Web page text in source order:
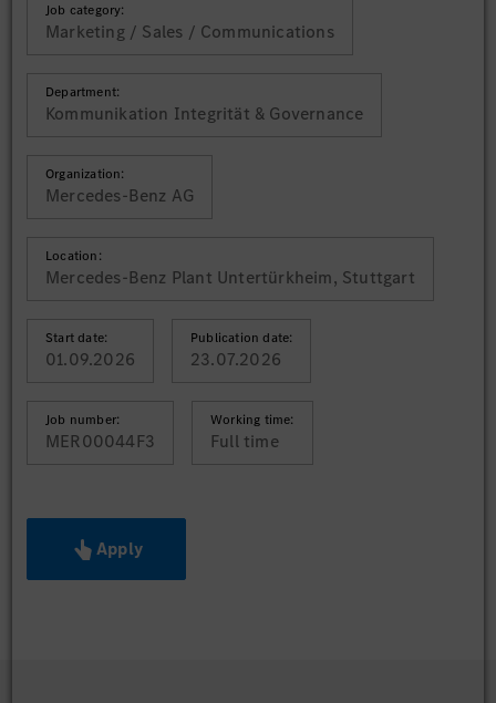
Job category:
Marketing / Sales / Communications
Department:
Kommunikation Integrität & Governance
Organization:
Mercedes-Benz AG
Location:
Mercedes-Benz Plant Untertürkheim, Stuttgart
Start date:
01.09.2026
Publication date:
23.07.2026
Job number:
MER00044F3
Working time:
Full time
Apply